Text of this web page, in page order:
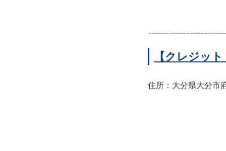
【クレジッ
住所：大分県大分市